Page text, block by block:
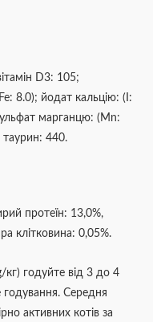
D3: 105;
8.0); йодат кальцію: (I:
марганцю: (Mn:
таурин: 440.
протеїн: 13,0%,
клітковина: 0,05%.
кг) годуйте від 3 до 4
годування. Середня
активних котів за